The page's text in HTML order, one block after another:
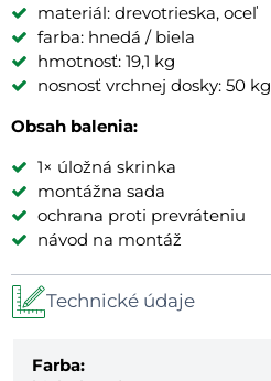
materiál: drevotrieska, oceľ
farba: hnedá / biela
hmotnosť: 19,1 kg
nosnosť vrchnej dosky: 50 kg
Obsah balenia:
1× úložná skrinka
montážna sada
ochrana proti prevráteniu
návod na montáž
Technické údaje
Farba: